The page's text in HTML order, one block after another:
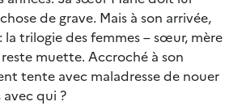
de grave. Mais à son arrivée,
la trilogie des femmes – sœur, mère
muette. Accroché à son
tente avec maladresse de nouer
avec qui ?